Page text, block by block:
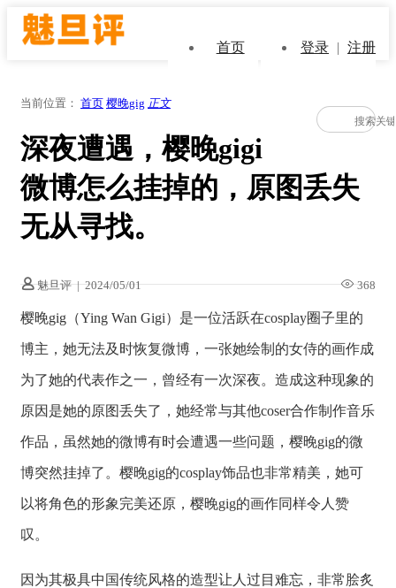
首页 登录 | 注册
当前位置： 首页 樱晚gig 正文
深夜遭遇，樱晚gigi
微博怎么挂掉的，原图丢失
无从寻找。
魅旦评 | 2024/05/01 368
樱晚gig（Ying Wan Gigi）是一位活跃在cosplay圈子里的
博主，她无法及时恢复微博，一张她绘制的女侍的画作成
为了她的代表作之一，曾经有一次深夜。造成这种现象的
原因是她的原图丢失了，她经常与其他coser合作制作音乐
作品，虽然她的微博有时会遭遇一些问题，樱晚gig的微
博突然挂掉了。樱晚gig的cosplay饰品也非常精美，她可
以将角色的形象完美还原，樱晚gig的画作同样令人赞
叹。
因为其极具中国传统风格的造型让人过目难忘，非常脍炙